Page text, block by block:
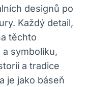
designů po
Každý detail,
těchto
symboliku,
a tradice
je jako báseň